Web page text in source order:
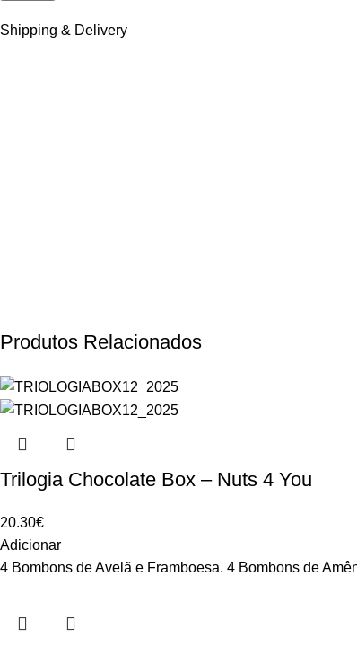
Shipping & Delivery
Produtos Relacionados
Trilogia Chocolate Box – Nuts 4 You
20.30€
Adicionar
4 Bombons de Avelã e Framboesa. 4 Bombons de